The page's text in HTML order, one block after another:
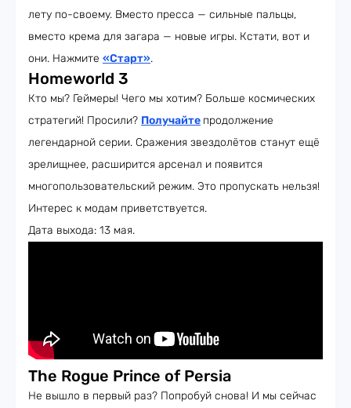
лету по-своему. Вместо пресса — сильные пальцы,
вместо крема для загара — новые игры. Кстати, вот и
они. Нажмите «Старт».
Homeworld 3
Кто мы? Геймеры! Чего мы хотим? Больше космических
стратегий! Просили? Получайте продолжение
легендарной серии. Сражения звездолётов станут ещё
зрелищнее, расширится арсенал и появится
многопользовательский режим. Это пропускать нельзя!
Интерес к модам приветствуется.
Дата выхода: 13 мая.
The Rogue Prince of Persia
Не вышло в первый раз? Попробуй снова! И мы сейчас